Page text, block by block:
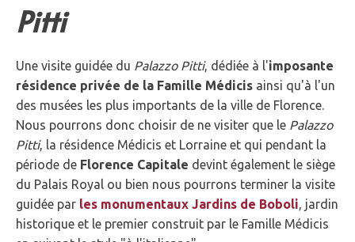
Pitti
Une visite guidée du Palazzo Pitti, dédiée à l'imposante
résidence privée de la Famille Médicis ainsi qu'à l'un
des musées les plus importants de la ville de Florence.
Nous pourrons donc choisir de ne visiter que le Palazzo
Pitti, la résidence Médicis et Lorraine et qui pendant la
période de Florence Capitale devint également le siège
du Palais Royal ou bien nous pourrons terminer la visite
guidée par les monumentaux Jardins de Boboli, jardin
historique et le premier construit par le Famille Médicis